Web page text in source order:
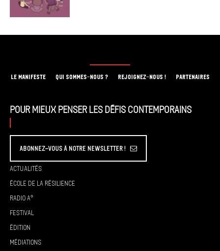
LE MANIFESTE QUI SOMMES-NOUS ? REJOIGNEZ-NOUS ! PARTENAIRES
Pour mieux penser les défis contemporains
Abonnez-vous à Notre Newsletter !
Actualités
École de la résilience
Radio A°
Festival
Édition
Médiations